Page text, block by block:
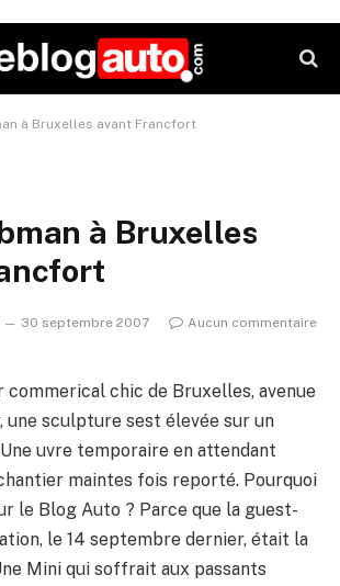
à Bruxelles avant Francfort
à Bruxelles
30 septembre 2007 Aucun commentaire
commerical chic de Bruxelles, avenue
une sculpture sest élevée sur un
uvre temporaire en attendant
maintes fois reporté. Pourquoi
le Blog Auto ? Parce que la guest-
le 14 septembre dernier, était la
Mini qui soffrait aux passants